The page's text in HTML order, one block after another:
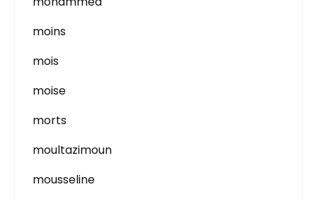
moins
mois
moise
morts
moultazimoun
mousseline